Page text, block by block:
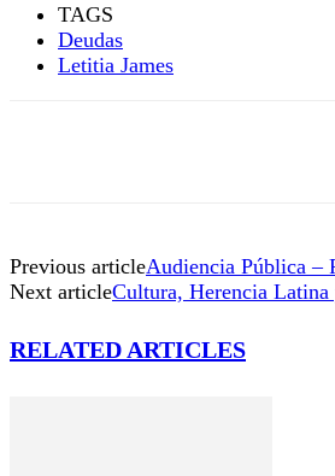
TAGS
Deudas
Letitia James
Previous articleAudiencia Pública –
Next articleCultura, Herencia Latina
RELATED ARTICLES